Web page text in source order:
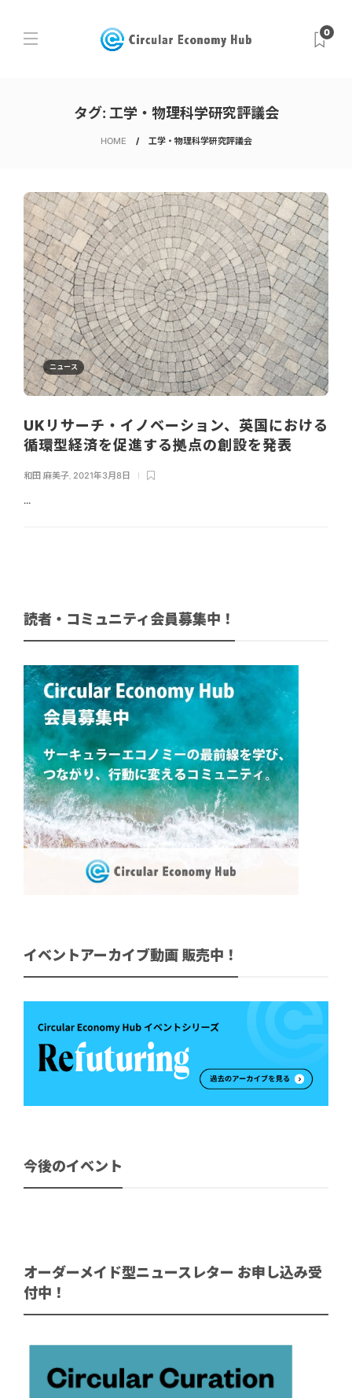
0
タグ: 工学・物理科学研究評議会
HOME 工学・物理科学研究評議会
ニュース
UKリサーチ・イノベーション、英国における
循環型経済を促進する拠点の創設を発表
和田 麻美子 2021年3月8日
...
読者・コミュニティ会員募集中！
イベントアーカイブ動画 販売中！
今後のイベント
オーダーメイド型ニュースレター お申し込み受
付中！